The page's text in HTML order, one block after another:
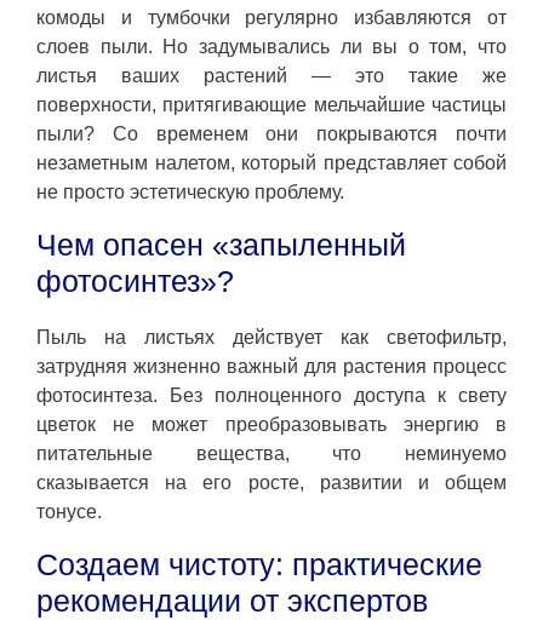
комоды и тумбочки регулярно избавляются от
слоев пыли. Но задумывались ли вы о том, что
листья ваших растений — это такие же
поверхности, притягивающие мельчайшие частицы
пыли? Со временем они покрываются почти
незаметным налетом, который представляет собой
не просто эстетическую проблему.
Чем опасен «запыленный
фотосинтез»?
Пыль на листьях действует как светофильтр,
затрудняя жизненно важный для растения процесс
фотосинтеза. Без полноценного доступа к свету
цветок не может преобразовывать энергию в
питательные вещества, что неминуемо
сказывается на его росте, развитии и общем
тонусе.
Создаем чистоту: практические
рекомендации от экспертов